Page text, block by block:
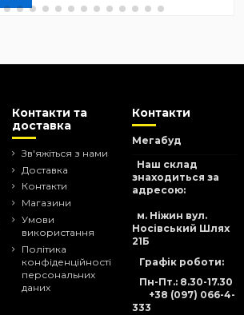
Контакти та
доставка
Зв'яжіться з нами
Доставка
Контакти
Магазини
Умови
використання
Політика
конфіденційності
персональних
даних
Контакти
Мегабуд
Наш склад
знаходиться за
адресою:
м. Ніжин вул.
Носівський Шлях
21Б
Графік роботи:
Пн-Пт.: 8.30-17.30
+38 (097) 066-4-
333